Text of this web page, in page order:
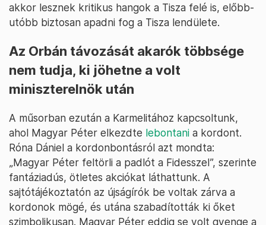
akkor lesznek kritikus hangok a Tisza felé is, előbb-
utóbb biztosan apadni fog a Tisza lendülete.
Az Orbán távozását akarók többsége
nem tudja, ki jöhetne a volt
miniszterelnök után
A műsorban ezután a Karmelitához kapcsoltunk,
ahol Magyar Péter elkezdte lebontani a kordont.
Róna Dániel a kordonbontásról azt mondta:
„Magyar Péter feltörli a padlót a Fidesszel”, szerinte
fantáziadús, ötletes akciókat láthattunk. A
sajtótájékoztatón az újságírók be voltak zárva a
kordonok mögé, és utána szabadították ki őket
szimbolikusan. Magyar Péter eddig se volt gyenge a